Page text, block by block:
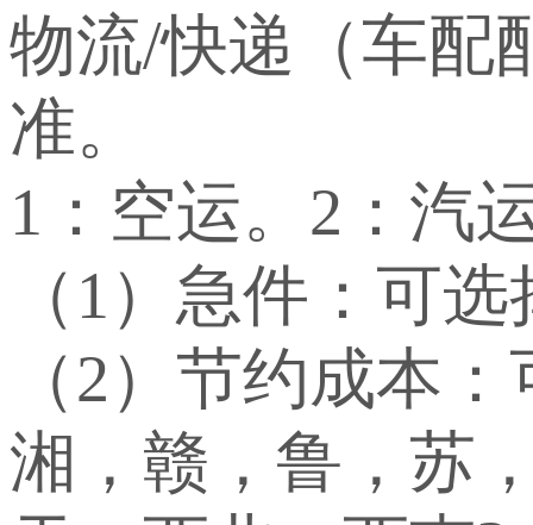
物流/快递（车配
准。
1：空运。2：汽
（1）急件：可
（2）节约成本
湘，赣，鲁，苏